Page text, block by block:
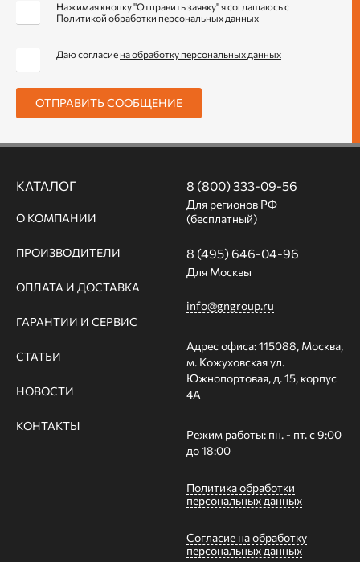
Нажимая кнопку "Отправить заявку" я соглашаюсь с
Политикой обработки персональных данных
Даю согласие на обработку персональных данных
ОТПРАВИТЬ СООБЩЕНИЕ
КАТАЛОГ
О КОМПАНИИ
ПРОИЗВОДИТЕЛИ
ОПЛАТА И ДОСТАВКА
ГАРАНТИИ И СЕРВИС
СТАТЬИ
НОВОСТИ
КОНТАКТЫ
8 (800) 333-09-56
Для регионов РФ
(бесплатный)
8 (495) 646-04-96
Для Москвы
info@gngroup.ru
Адрес офиса: 115088, Москва,
м. Кожуховская ул.
Южнопортовая, д. 15, корпус
4А
Режим работы: пн. - пт. с 9:00
до 18:00
Политика обработки
персональных данных
Согласие на обработку
персональных данных